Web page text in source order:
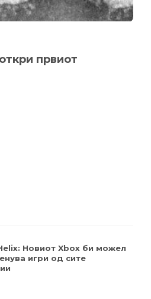
првиот
Новиот Xbox би можел
игри од сите